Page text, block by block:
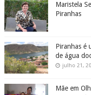
Engenhos de Alagoas
clichês
Familiares
Tapera -
denunciar a
Em